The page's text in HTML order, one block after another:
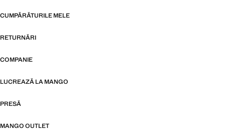
CUMPĂRĂTURILE MELE
RETURNĂRI
COMPANIE
LUCREAZĂ LA MANGO
PRESĂ
MANGO OUTLET